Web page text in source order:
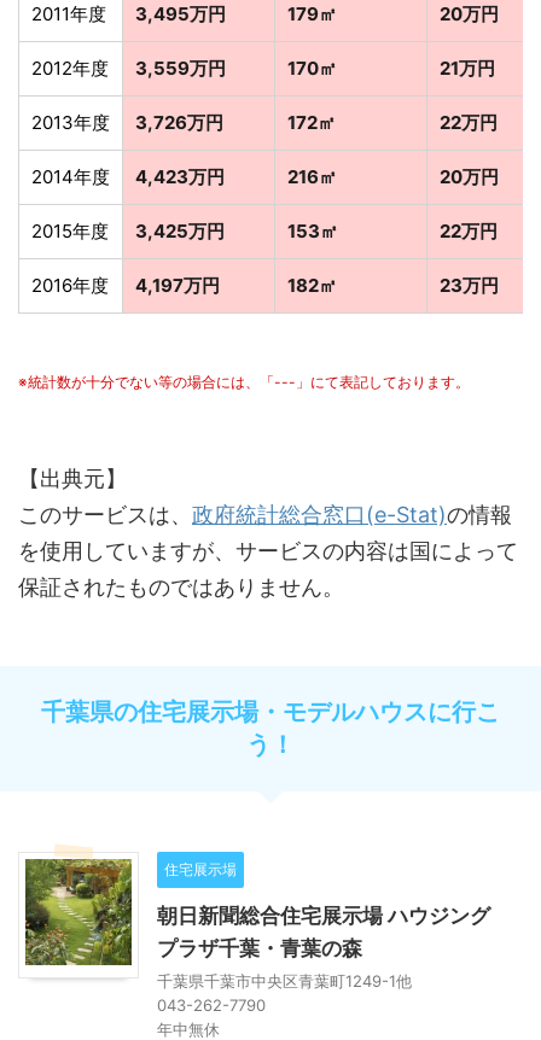
2011年度 3,495万円 179㎡ 20万円
2012年度 3,559万円 170㎡ 21万円
2013年度 3,726万円 172㎡ 22万円
2014年度 4,423万円 216㎡ 20万円
2015年度 3,425万円 153㎡ 22万円
2016年度 4,197万円 182㎡ 23万円
※統計数が十分でない等の場合には、「---」にて表記しております。
【出典元】
このサービスは、 政府統計総合窓口(e-Stat)の情報
を使用していますが、サービスの内容は国によって
保証されたものではありません。
千葉県の住宅展示場・モデルハウスに行こ
う！
住宅展示場
朝日新聞総合住宅展示場 ハウジング
プラザ千葉・青葉の森
千葉県千葉市中央区青葉町1249-1他
043-262-7790
年中無休